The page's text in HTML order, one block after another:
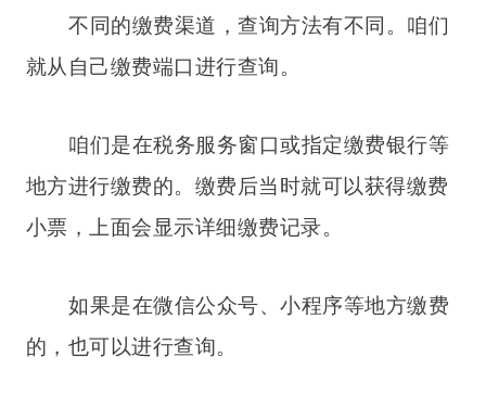
不同的缴费渠道，查询方法有不同。咱们
就从自己缴费端口进行查询。
咱们是在税务服务窗口或指定缴费银行等
地方进行缴费的。缴费后当时就可以获得缴费
小票，上面会显示详细缴费记录。
如果是在微信公众号、小程序等地方缴费
的，也可以进行查询。